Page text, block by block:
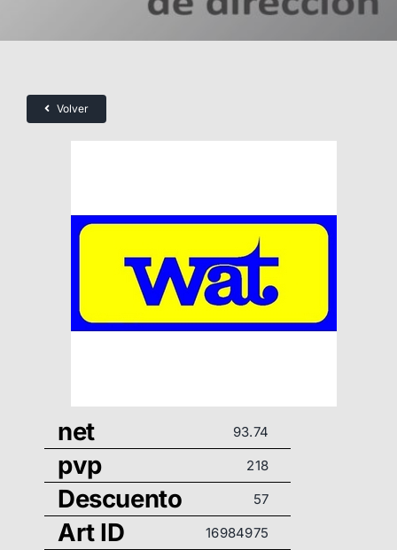
Volver
net 93.74
pvp 218
Descuento 57
Art ID 16984975